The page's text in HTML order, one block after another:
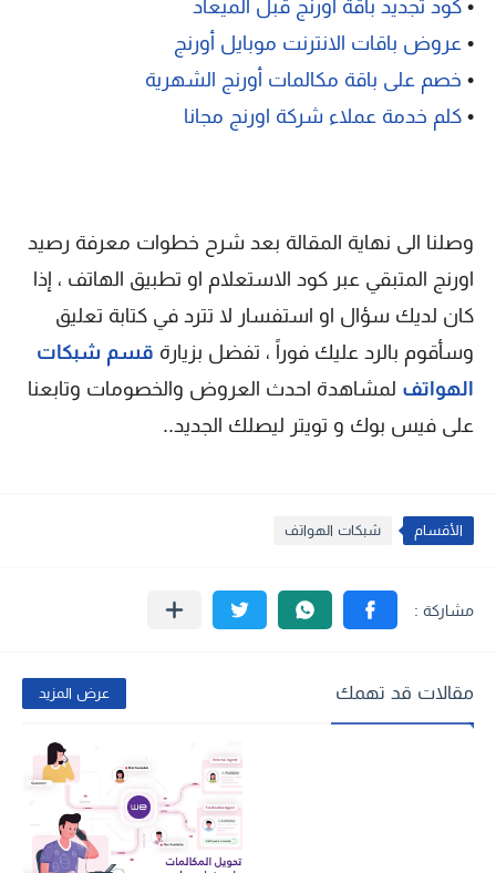
• كود تجديد باقة اورنج قبل الميعاد
• عروض باقات الانترنت موبايل أورنج
• خصم على باقة مكالمات أورنج الشهرية
• كلم خدمة عملاء شركة اورنج مجانا
وصلنا الى نهاية المقالة بعد شرح خطوات معرفة رصيد
اورنج المتبقي عبر كود الاستعلام او تطبيق الهاتف ، إذا
كان لديك سؤال او استفسار لا تترد في كتابة تعليق
وسأقوم بالرد عليك فوراً ، تفضل بزيارة قسم شبكات
الهواتف لمشاهدة احدث العروض والخصومات وتابعنا
على فيس بوك و تويتر ليصلك الجديد..
الأقسام شبكات الهواتف
مقالات قد تهمك عرض المزيد